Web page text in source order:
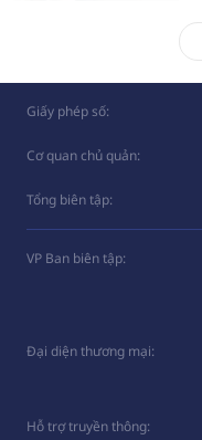
Giấy phép số:
Cơ quan chủ quản:
Tổng biên tập:
VP Ban biên tập:
Đại diện thương mại:
Hỗ trợ truyền thông: